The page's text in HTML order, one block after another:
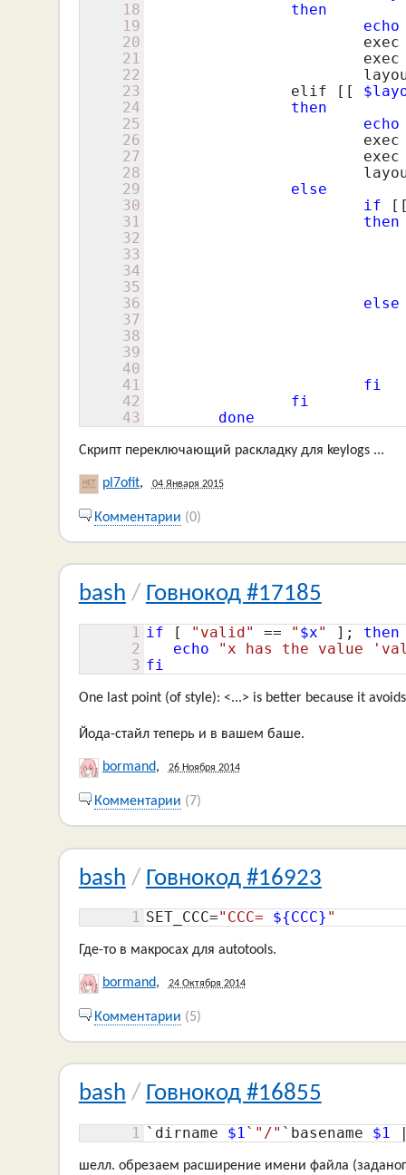
18
19
20
21
22
23
24
25
26
27
28
29
30
31
32
33
34
35
36
37
38
39
40
41
42
43
then
echo
		elif
[[
then
echo
else
if
then
else
fi
fi
done
Скрипт переключающий раскладку для keylogs ...
pl7ofit, 04 Января 2015
Комментарии (0)
bash / Говнокод #17185
1
2
3
if [ "valid" == " $x" ] ; then
echo
"x has the value
fi
One last point (of style): <...> is better because it
Йода-стайл теперь и в вашем баше.
bormand, 26 Ноября 2014
Комментарии (7)
bash / Говнокод #16923
1 SET_CCC="CCC= ${CCC} "
Где-то в макросах для autotools.
bormand, 24 Октября 2014
Комментарии (5)
bash / Говнокод #16855
1 `dirname $1 ` "/" `basename $1
шелл. обрезаем расширение имени файла